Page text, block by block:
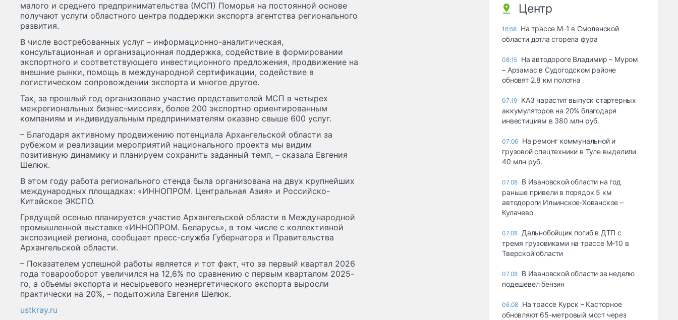
малого и среднего предпринимательства (МСП) Поморья на постоянной основе
получают услуги областного центра поддержки экспорта агентства регионального
развития.
В числе востребованных услуг – информационно-аналитическая,
консультационная и организационная поддержка, содействие в формировании
экспортного и соответствующего инвестиционного предложения, продвижение на
внешние рынки, помощь в международной сертификации, содействие в
логистическом сопровождении экспорта и многое другое.
Так, за прошлый год организовано участие представителей МСП в четырех
межрегиональных бизнес-миссиях, более 200 экспортно ориентированным
компаниям и индивидуальным предпринимателям оказано свыше 600 услуг.
– Благодаря активному продвижению потенциала Архангельской области за
рубежом и реализации мероприятий национального проекта мы видим
позитивную динамику и планируем сохранить заданный темп, – сказала Евгения
Шелюк.
В этом году работа регионального стенда была организована на двух крупнейших
международных площадках: «ИННОПРОМ. Центральная Азия» и Российско-
Китайское ЭКСПО.
Грядущей осенью планируется участие Архангельской области в Международной
промышленной выставке «ИННОПРОМ. Беларусь», в том числе с коллективной
экспозицией региона, сообщает пресс-служба Губернатора и Правительства
Архангельской области.
– Показателем успешной работы является и тот факт, что за первый квартал 2026
года товарооборот увеличился на 12,6% по сравнению с первым кварталом 2025-
го, а объемы экспорта и несырьевого неэнергетического экспорта выросли
практически на 20%, – подытожила Евгения Шелюк.
ustkray.ru
Центр
16:58 На трассе М-1 в Смоленской
области дотла сгорела фура
08:15 На автодороге Владимир – Муром
– Арзамас в Судогодском районе
обновят 2,8 км полотна
07:19 КАЗ нарастит выпуск стартерных
аккумуляторов на 20% благодаря
инвестициям в 380 млн руб.
07:06 На ремонт коммунальной и
грузовой спецтехники в Туле выделили
40 млн руб.
07.08 В Ивановской области на год
раньше привели в порядок 5 км
автодороги Ильинское-Хованское –
Кулачево
07.08 Дальнобойщик погиб в ДТП с
тремя грузовиками на трассе М-10 в
Тверской области
07.08 В Ивановской области за неделю
подешевел бензин
06.08 На трассе Курск – Касторное
обновляют 65-метровый мост через